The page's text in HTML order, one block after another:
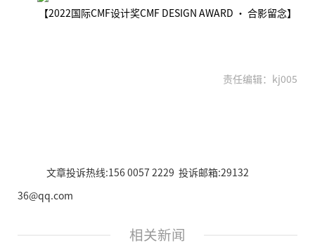
【2022国际CMF设计奖CMF DESIGN AWARD · 合影留念】
责任编辑：kj005
文章投诉热线:156 0057 2229 投诉邮箱:29132
36@qq.com
相关新闻